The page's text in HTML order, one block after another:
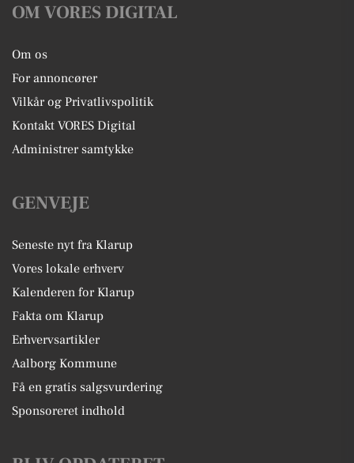
OM VORES DIGITAL
Om os
For annoncører
Vilkår og Privatlivspolitik
Kontakt VORES Digital
Administrer samtykke
GENVEJE
Seneste nyt fra Klarup
Vores lokale erhverv
Kalenderen for Klarup
Fakta om Klarup
Erhvervsartikler
Aalborg Kommune
Få en gratis salgsvurdering
Sponsoreret indhold